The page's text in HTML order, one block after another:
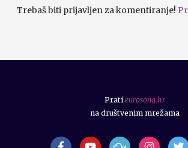
Trebaš biti prijavljen za komentiranje!
Prati eurosong.hr
na društvenim mrežama